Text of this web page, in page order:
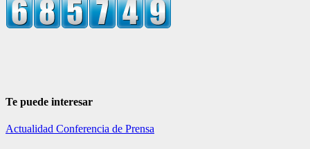
Te puede interesar
Actualidad Conferencia de Prensa